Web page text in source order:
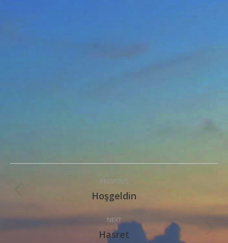
navigation
PREVIOUS
Previous
Hoşgeldin
NEXT
Next
Hasret